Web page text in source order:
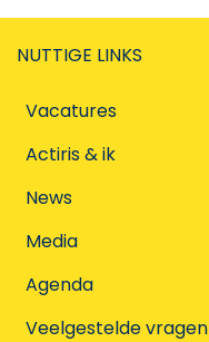
NUTTIGE LINKS
Vacatures
Actiris & ik
News
Media
Agenda
Veelgestelde vragen